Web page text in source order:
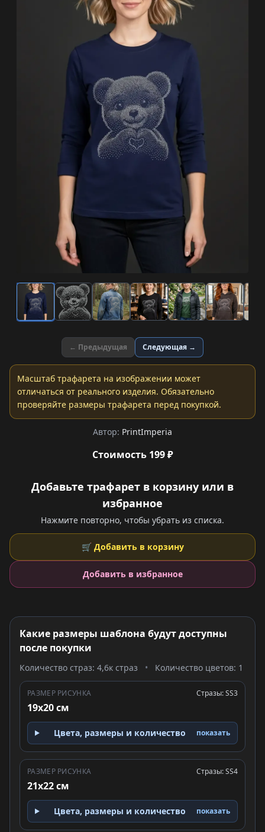
← Предыдущая Следующая →
Масштаб трафарета на изображении может
отличаться от реального изделия. Обязательно
проверяйте размеры трафарета перед покупкой.
Автор: PrintImperia
Стоимость 199 ₽
Добавьте трафарет в корзину или в
избранное
Нажмите повторно, чтобы убрать из списка.
🛒 Добавить в корзину
Добавить в избранное
Какие размеры шаблона будут доступны
после покупки
Количество страз: 4,6к страз • Количество цветов: 1
РАЗМЕР РИСУНКА
19x20 см
Стразы: SS3
Цвета, размеры и количество показать
РАЗМЕР РИСУНКА
21x22 см
Стразы: SS4
Цвета, размеры и количество показать